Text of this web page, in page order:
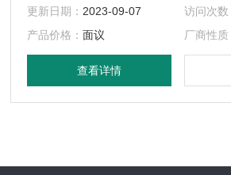
作而易损坏的弊端。
更新日期： 2023-09-07 访问次数
产品价格：面议 厂商性质
查看详情